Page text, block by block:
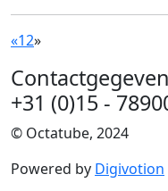
«12»
+31 (0)15 -
© Octatube, 2024
Powered by Digivotion